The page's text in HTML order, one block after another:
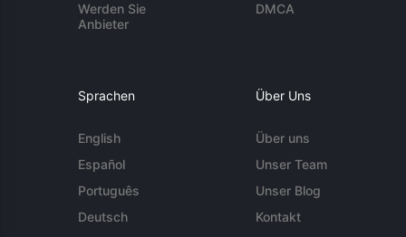
Werden Sie
Anbieter
DMCA
Sprachen
English
Español
Português
Deutsch
Über Uns
Über uns
Unser Team
Unser Blog
Kontakt